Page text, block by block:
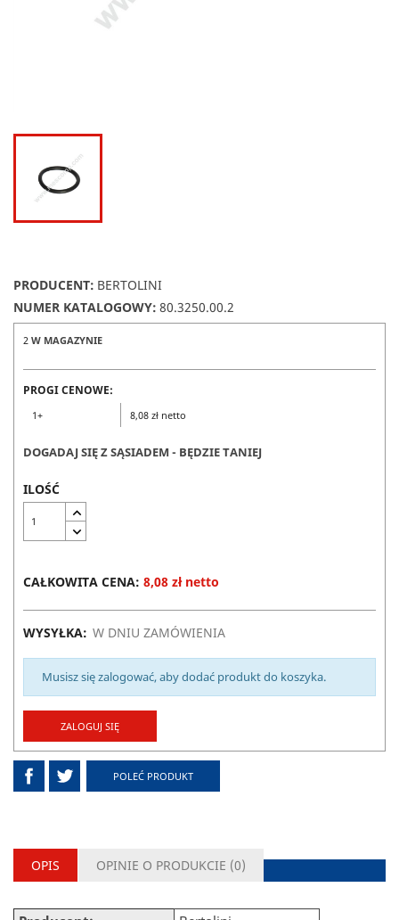
PRODUCENT: BERTOLINI
NUMER KATALOGOWY: 80.3250.00.2
2 W MAGAZYNIE
PROGI CENOWE:
1+ 8,08 zł netto
DOGADAJ SIĘ Z SĄSIADEM - BĘDZIE TANIEJ
ILOŚĆ
CAŁKOWITA CENA: 8,08 zł netto
WYSYŁKA: W DNIU ZAMÓWIENIA
Musisz się zalogować, aby dodać produkt do koszyka.
ZALOGUJ SIĘ
POLEĆ PRODUKT
OPIS OPINIE O PRODUKCIE (0)